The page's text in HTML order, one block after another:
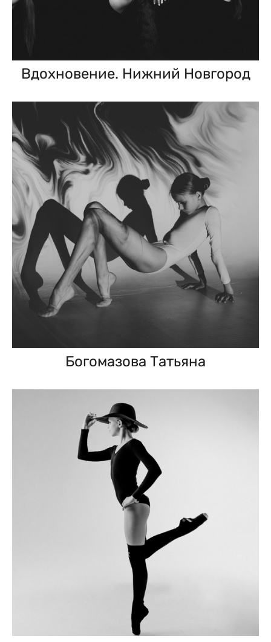
Вдохновение. Нижний Новгород
Богомазова Татьяна